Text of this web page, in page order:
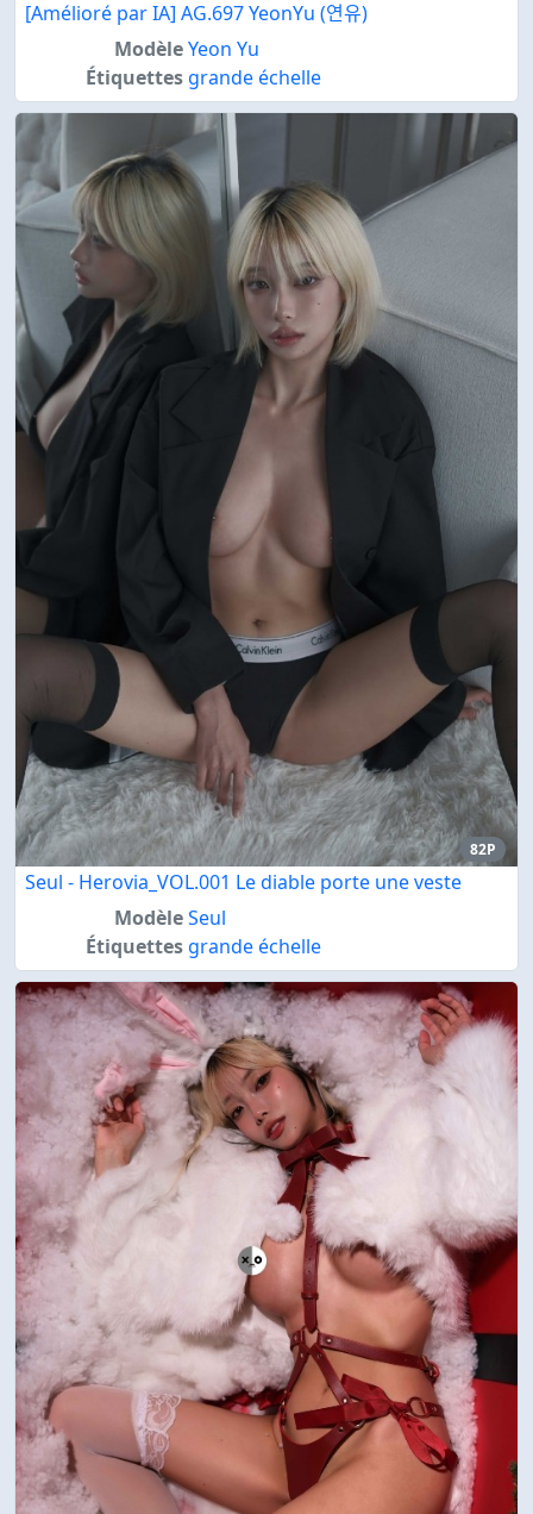
[Amélioré par IA] AG.697 YeonYu (연유)
ModèleYeon Yu
Étiquettes grande échelle
82P
Seul - Herovia_VOL.001 Le diable porte une veste
ModèleSeul
Étiquettes grande échelle